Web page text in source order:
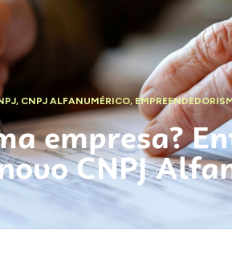
, CNPJ ALFANUMÉRICO,
empresa?
CNPJ